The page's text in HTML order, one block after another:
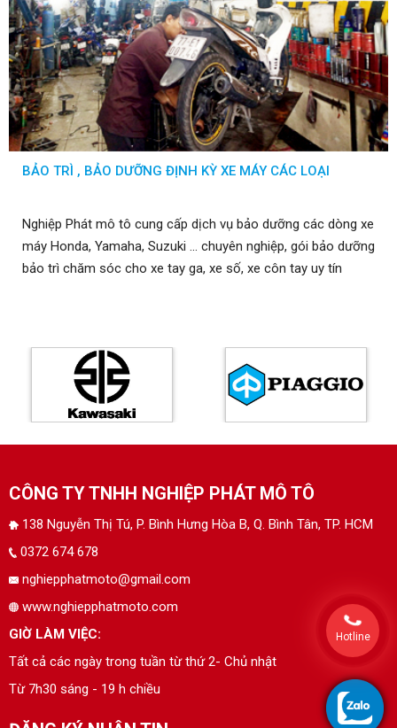
BẢO TRÌ , BẢO DƯỠNG ĐỊNH KỲ XE MÁY CÁC LOẠI
Nghiệp Phát mô tô cung cấp dịch vụ bảo dưỡng các dòng xe
máy Honda, Yamaha, Suzuki ... chuyên nghiệp, gói bảo dưỡng
bảo trì chăm sóc cho xe tay ga, xe số, xe côn tay uy tín
CÔNG TY TNHH NGHIỆP PHÁT MÔ TÔ
138 Nguyễn Thị Tú, P. Bình Hưng Hòa B, Q. Bình Tân, TP. HCM
0372 674 678
nghiepphatmoto@gmail.com
www.nghiepphatmoto.com
GIỜ LÀM VIỆC:
Tất cả các ngày trong tuần từ thứ 2- Chủ nhật
Từ 7h30 sáng - 19 h chiều
Hotline